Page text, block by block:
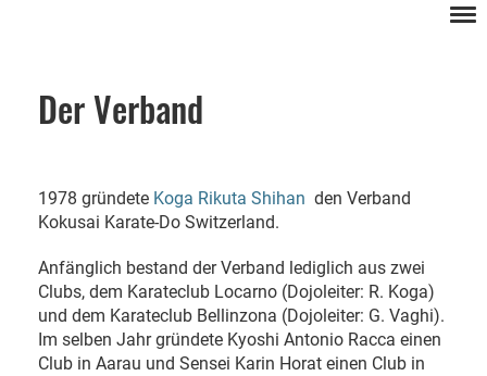
Der Verband
1978 gründete Koga Rikuta Shihan den Verband
Kokusai Karate-Do Switzerland.
Anfänglich bestand der Verband lediglich aus zwei
Clubs, dem Karateclub Locarno (Dojoleiter: R. Koga)
und dem Karateclub Bellinzona (Dojoleiter: G. Vaghi).
Im selben Jahr gründete Kyoshi Antonio Racca einen
Club in Aarau und Sensei Karin Horat einen Club in